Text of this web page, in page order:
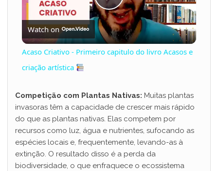
P
l
y
V
i
Watch on
Acaso Criativo - Primeiro capitulo do livro Acasos e
criação artística
Competição com Plantas Nativas: Muitas plantas
invasoras têm a capacidade de crescer mais rápido
do que as plantas nativas. Elas competem por
recursos como luz, água e nutrientes, sufocando as
espécies locais e, frequentemente, levando-as à
extinção. O resultado disso é a perda da
biodiversidade, o que enfraquece o ecossistema